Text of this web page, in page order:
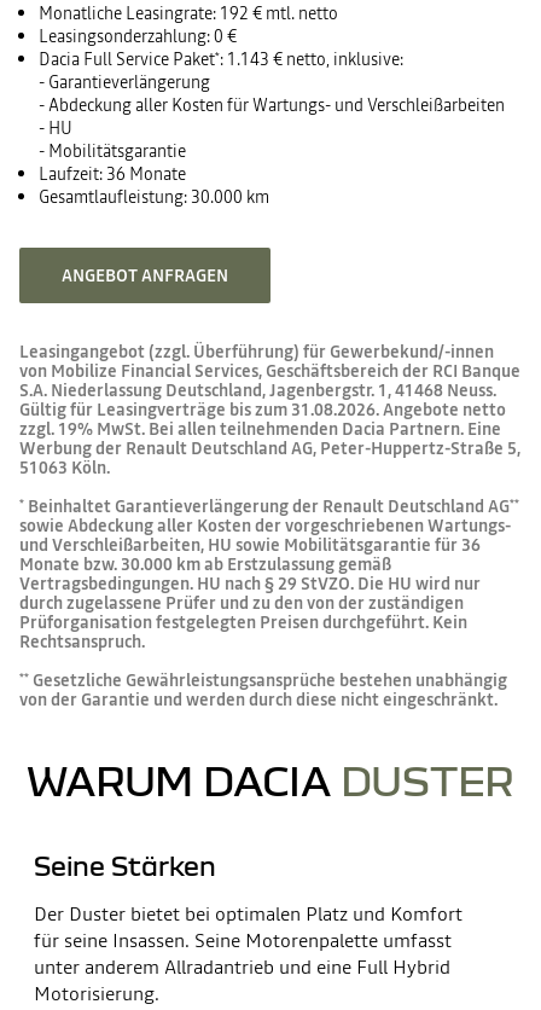
Monatliche Leasingrate: 192 € mtl. netto
Leasingsonderzahlung: 0 €
Dacia Full Service Paket*: 1.143 € netto, inklusive:
- Garantieverlängerung
- Abdeckung aller Kosten für Wartungs- und Verschleißarbeiten
- HU
- Mobilitätsgarantie
Laufzeit: 36 Monate
Gesamtlaufleistung: 30.000 km
ANGEBOT ANFRAGEN
Leasingangebot (zzgl. Überführung) für Gewerbekund/-innen
von Mobilize Financial Services, Geschäftsbereich der RCI Banque
S.A. Niederlassung Deutschland, Jagenbergstr. 1, 41468 Neuss.
Gültig für Leasingverträge bis zum 31.08.2026. Angebote netto
zzgl. 19% MwSt. Bei allen teilnehmenden Dacia Partnern. Eine
Werbung der Renault Deutschland AG, Peter-Huppertz-Straße 5,
51063 Köln.
* Beinhaltet Garantieverlängerung der Renault Deutschland AG**
sowie Abdeckung aller Kosten der vorgeschriebenen Wartungs-
und Verschleißarbeiten, HU sowie Mobilitätsgarantie für 36
Monate bzw. 30.000 km ab Erstzulassung gemäß
Vertragsbedingungen. HU nach § 29 StVZO. Die HU wird nur
durch zugelassene Prüfer und zu den von der zuständigen
Prüforganisation festgelegten Preisen durchgeführt. Kein
Rechtsanspruch.
** Gesetzliche Gewährleistungsansprüche bestehen unabhängig
von der Garantie und werden durch diese nicht eingeschränkt.
WARUM DACIA DUSTER
Seine Stärken
Der Duster bietet bei optimalen Platz und Komfort
für seine Insassen. Seine Motorenpalette umfasst
unter anderem Allradantrieb und eine Full Hybrid
Motorisierung.